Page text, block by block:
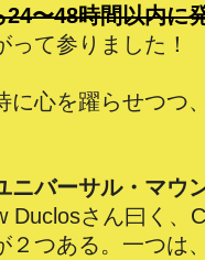
〜48時間以内に
て参りました！
心を躍らせつつ
バーサル・マウ
Duclosさん曰く、
２つある。一つは